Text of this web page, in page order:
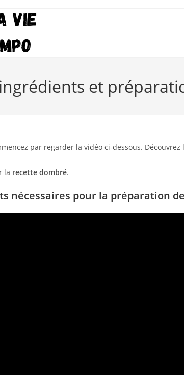
et
par regarder la vidéo ci-dessous.
la recette dombré.
nécessaires pour la préparation